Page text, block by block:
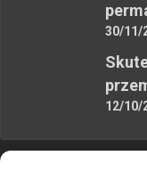
30/11/
12/10/